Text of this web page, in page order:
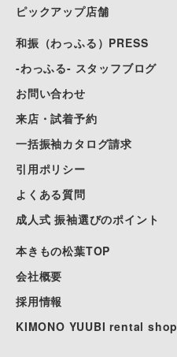
ピックアップ店舗
和振（わっふる）PRESS
-わっふる- スタッフブログ
お問い合わせ
来店・試着予約
一括振袖カタログ請求
引用ポリシー
よくある質問
成人式 振袖選びのポイント
本きもの松葉TOP
会社概要
採用情報
KIMONO YUUBI rental shop